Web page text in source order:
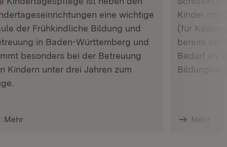
eine wichtige
der Frühkindliche Bildung und
in Baden-Württemberg und
besonders bei der Betreuung
Kindern unter drei Jahren zum
Mehr
Kinder mit
(für Kinder
bereits ab
Bedarf an
Mehr